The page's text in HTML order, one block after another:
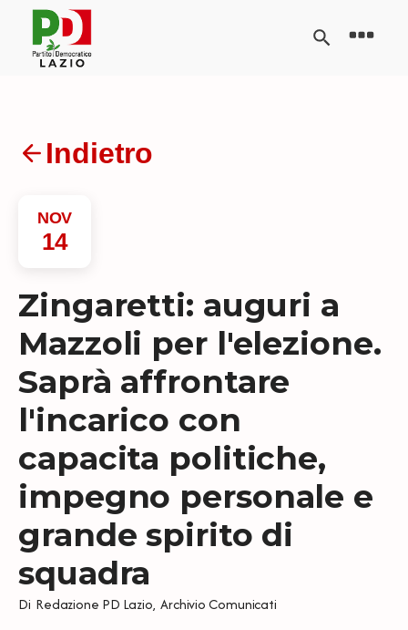
Indietro
NOV
14
Zingaretti: auguri a
Mazzoli per l'elezione.
Saprà affrontare
l'incarico con
capacita politiche,
impegno personale e
grande spirito di
squadra
Di Redazione PD Lazio, Archivio Comunicati